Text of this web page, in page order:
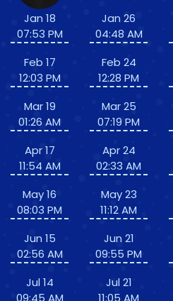
Jan 18
07:53 PM
Feb 17
12:03 PM
Mar 19
01:26 AM
Apr 17
11:54 AM
May 16
08:03 PM
Jun 15
02:56 AM
Jul 14
09:45 AM
Jan 26
04:48 AM
Feb 24
12:28 PM
Mar 25
07:19 PM
Apr 24
02:33 AM
May 23
11:12 AM
Jun 21
09:55 PM
Jul 21
11:05 AM